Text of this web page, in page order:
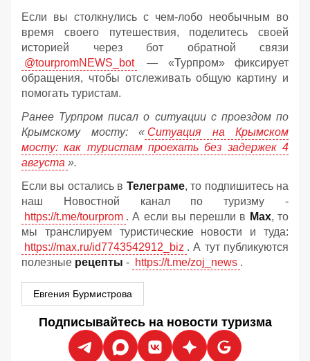
Если вы столкнулись с чем-лобо необычным во
время своего путешествия, поделитесь своей
историей через бот обратной связи
@tourpromNEWS_bot
— «Турпром» фиксирует
обращения, чтобы отслеживать общую картину и
помогать туристам.
Ранее Турпром писал о ситуации с проездом по
Крымскому мосту: « Ситуация на Крымском
мосту: как туристам проехать без задержек 4
августа ».
Если вы остались в Телеграме, то подпишитесь на
наш Новостной канал по туризму -
https://t.me/tourprom . А если вы перешли в Мах, то
мы транслируем туристические новости и туда:
https://max.ru/id7743542912_biz . А тут публикуются
полезные рецепты - https://t.me/zoj_news .
Евгения Бурмистрова
Подписывайтесь на новости туризма